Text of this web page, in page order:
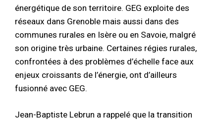
énergétique de son territoire. GEG exploite des
réseaux dans Grenoble mais aussi dans des
communes rurales en Isère ou en Savoie, malgré
son origine très urbaine. Certaines régies rurales,
confrontées à des problèmes d’échelle face aux
enjeux croissants de l’énergie, ont d’ailleurs
fusionné avec GEG.
Jean-Baptiste Lebrun a rappelé que la transition